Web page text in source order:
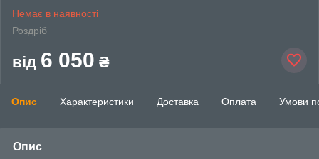
Немає в наявності
Роздріб
від 6 050 ₴
Опис Характеристики Доставка Оплата Умови
Опис